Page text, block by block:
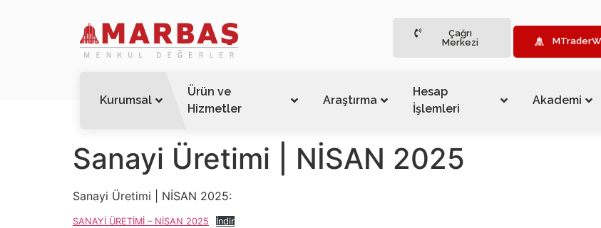
Çağrı
Merkezi
Kurumsal
Ürün ve
Hizmetler
Araştırma
Hesap
İşlemleri
Akademi
Sanayi Üretimi | NİSAN 2025
Sanayi Üretimi | NİSAN 2025:
SANAYİ ÜRETİMİ – NİSAN 2025 İndir